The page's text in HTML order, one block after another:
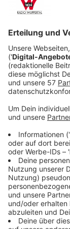
Soundtrack-
der Woche.
Veröffentlicht:
Anzeige
Die Full-
Fans
der gesamten
Film in fast 80
umsonst hat
als „der neue
Konzertfilm“
Anzeige